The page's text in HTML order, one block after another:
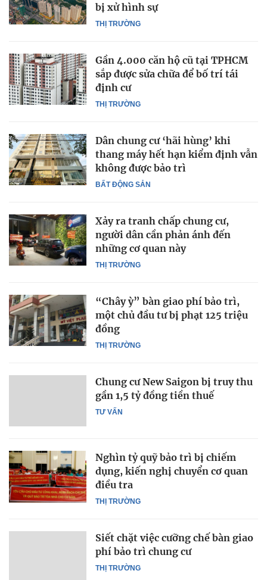
THỊ TRƯỜNG
bị xử hình sự
THỊ TRƯỜNG
Gần 4.000 căn hộ cũ tại TPHCM
sắp được sửa chữa để bố trí tái
định cư
BẤT ĐỘNG SẢN
Dân chung cư ‘hãi hùng’ khi
thang máy hết hạn kiểm định vẫn
không được bảo trì
THỊ TRƯỜNG
Xảy ra tranh chấp chung cư,
người dân cần phản ánh đến
những cơ quan này
THỊ TRƯỜNG
“Chây ỳ” bàn giao phí bảo trì,
một chủ đầu tư bị phạt 125 triệu
đồng
TƯ VẤN
Chung cư New Saigon bị truy thu
gần 1,5 tỷ đồng tiền thuế
THỊ TRƯỜNG
Nghìn tỷ quỹ bảo trì bị chiếm
dụng, kiến nghị chuyển cơ quan
điều tra
THỊ TRƯỜNG
Siết chặt việc cưỡng chế bàn giao
phí bảo trì chung cư